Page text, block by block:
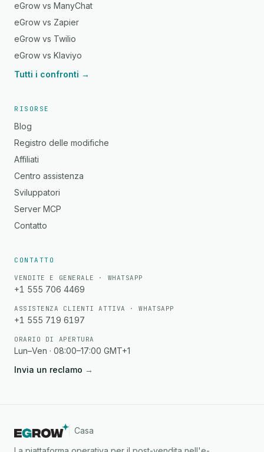
eGrow vs ManyChat
eGrow vs Zapier
eGrow vs Twilio
eGrow vs Klaviyo
Tutti i confronti →
RISORSE
Blog
Registro delle modifiche
Affiliati
Centro assistenza
Sviluppatori
Server MCP
Contatto
CONTATTO
VENDITE E GENERALE · WHATSAPP
+1 555 706 4469
ASSISTENZA CLIENTI ATTIVA · WHATSAPP
+1 555 719 6197
ORARIO DI APERTURA
Lun–Ven · 08:00–17:00 GMT+1
Invia un reclamo →
Casa